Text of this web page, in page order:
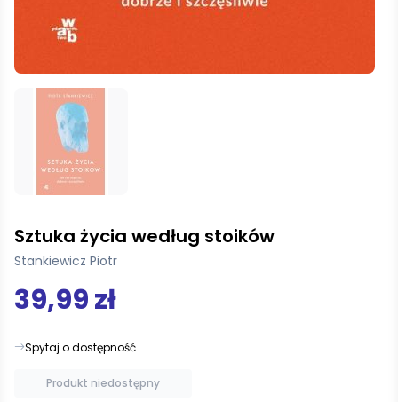
Sztuka życia według stoików
Stankiewicz Piotr
39,99 zł
Spytaj o dostępność
Produkt niedostępny